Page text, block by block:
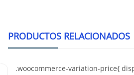
PRODUCTOS RELACIONADOS